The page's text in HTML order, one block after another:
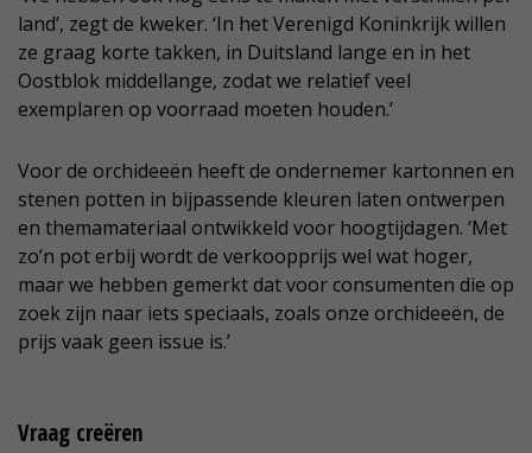
land’, zegt de kweker. ‘In het Verenigd Koninkrijk willen
ze graag korte takken, in Duitsland lange en in het
Oostblok middellange, zodat we relatief veel
exemplaren op voorraad moeten houden.’
Voor de orchideeën heeft de ondernemer kartonnen en
stenen potten in bijpassende kleuren laten ontwerpen
en themamateriaal ontwikkeld voor hoogtijdagen. ‘Met
zo’n pot erbij wordt de verkoopprijs wel wat hoger,
maar we hebben gemerkt dat voor consumenten die op
zoek zijn naar iets speciaals, zoals onze orchideeën, de
prijs vaak geen issue is.’
Vraag creëren